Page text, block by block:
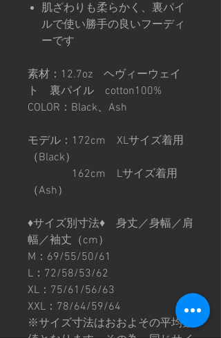
肌ざわりも柔らかく、裏パイ
ルで使い勝手の良いフーディ
ーです
素材：12.7oz ヘヴィーウェイ
ト 裏パイル cotton100%
COLOR：Black、Ash
モデル：172cm XLサイズ着用
（Black）
162cm Lサイズ着用
（Ash）
♦︎サイズ別寸法♦︎ 身丈／身幅／肩
幅／袖丈（cm）
M：69/55/50/61
L：72/58/53/62
XL：75/61/56/63
XXL：78/64/59/64
※サイズ寸法はおおよその平均数